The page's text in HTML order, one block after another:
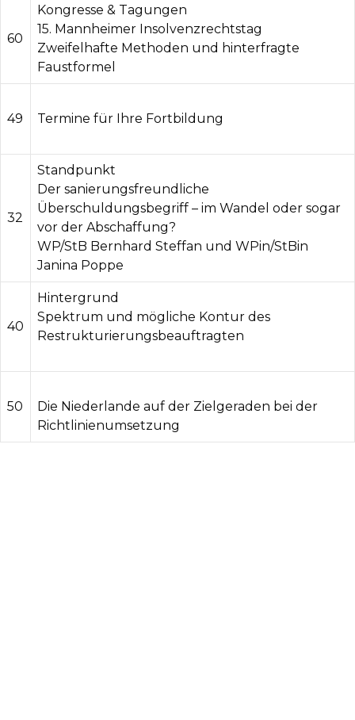
60
Kongresse & Tagungen
15. Mannheimer Insolvenzrechtstag
Zweifelhafte Methoden und hinterfragte
Faustformel
49 Termine für Ihre Fortbildung
32
Standpunkt
Der sanierungsfreundliche
Überschuldungsbegriff – im Wandel oder sogar
vor der Abschaffung?
WP/StB Bernhard Steffan und WPin/StBin
Janina Poppe
40
Hintergrund
Spektrum und mögliche Kontur des
Restrukturierungsbeauftragten
50
Die Niederlande auf der Zielgeraden bei der
Richtlinienumsetzung